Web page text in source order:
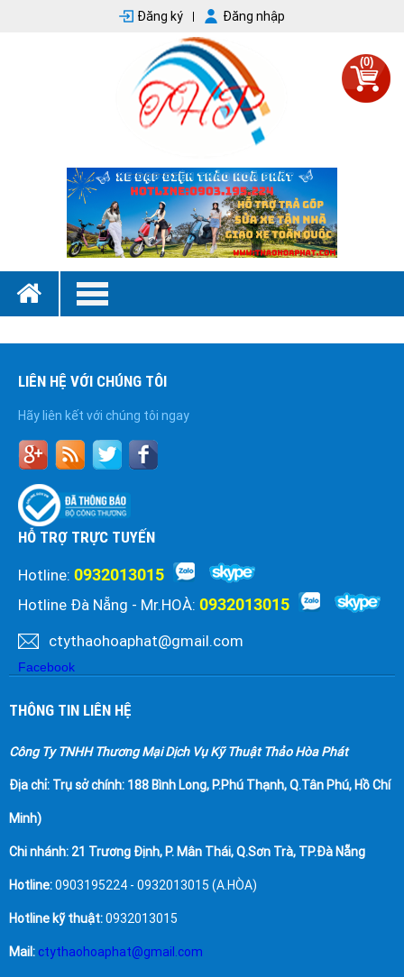
Đăng ký Đăng nhập
(0)
LIÊN HỆ VỚI CHÚNG TÔI
Hãy liên kết với chúng tôi ngay
HỖ TRỢ TRỰC TUYẾN
Hotline: 0932013015
Hotline Đà Nẵng - Mr.HOÀ: 0932013015
ctythaohoaphat@gmail.com
Facebook
THÔNG TIN LIÊN HỆ
Công Ty TNHH Thương Mại Dịch Vụ Kỹ Thuật Thảo Hòa Phát
Địa chỉ: Trụ sở chính: 188 Bình Long, P.Phú Thạnh, Q.Tân Phú, Hồ Chí
Minh)
Chi nhánh: 21 Trương Định, P. Mân Thái, Q.Sơn Trà, TP.Đà Nẵng
Hotline:0903195224 - 0932013015 (A.HÒA)
Hotline kỹ thuật:0932013015
Mail: ctythaohoaphat@gmail.com